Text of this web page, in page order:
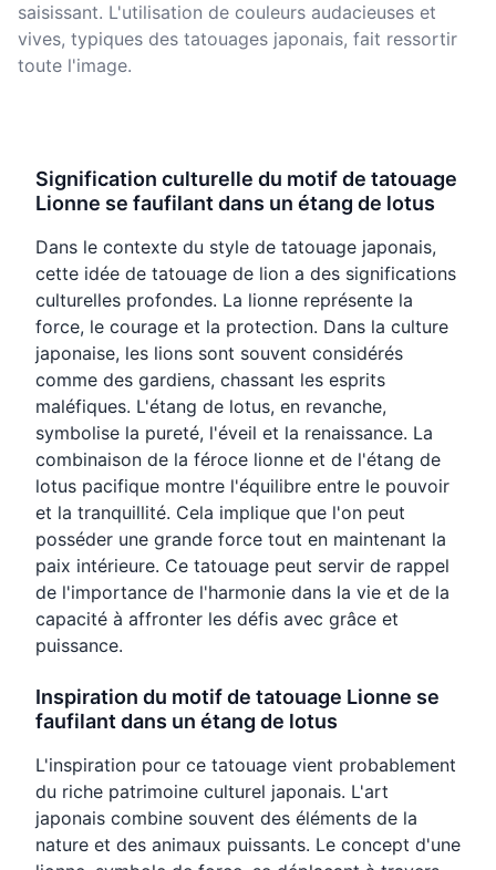
saisissant. L'utilisation de couleurs audacieuses et
vives, typiques des tatouages japonais, fait ressortir
toute l'image.
Signification culturelle du motif de tatouage
Lionne se faufilant dans un étang de lotus
Dans le contexte du style de tatouage japonais,
cette idée de tatouage de lion a des significations
culturelles profondes. La lionne représente la
force, le courage et la protection. Dans la culture
japonaise, les lions sont souvent considérés
comme des gardiens, chassant les esprits
maléfiques. L'étang de lotus, en revanche,
symbolise la pureté, l'éveil et la renaissance. La
combinaison de la féroce lionne et de l'étang de
lotus pacifique montre l'équilibre entre le pouvoir
et la tranquillité. Cela implique que l'on peut
posséder une grande force tout en maintenant la
paix intérieure. Ce tatouage peut servir de rappel
de l'importance de l'harmonie dans la vie et de la
capacité à affronter les défis avec grâce et
puissance.
Inspiration du motif de tatouage Lionne se
faufilant dans un étang de lotus
L'inspiration pour ce tatouage vient probablement
du riche patrimoine culturel japonais. L'art
japonais combine souvent des éléments de la
nature et des animaux puissants. Le concept d'une